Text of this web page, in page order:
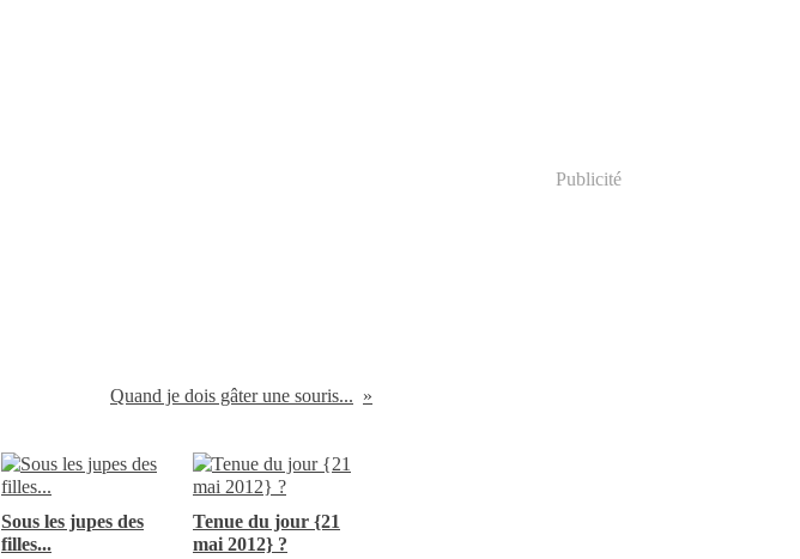
Quand je dois gâter une souris...
Sous les jupes des
filles...
Tenue du jour {21
mai 2012} ?
Publicité